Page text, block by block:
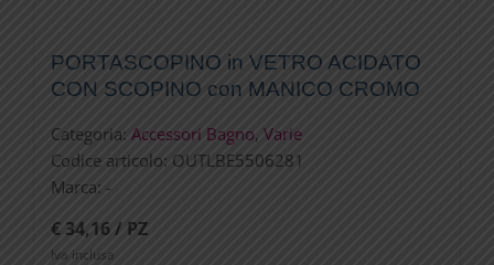
PORTASCOPINO in VETRO ACIDATO
CON SCOPINO con MANICO CROMO
Categoria: Accessori Bagno, Varie
Codice articolo: OUTLBE5506281
Marca: -
€ 34,16 / PZ
Iva inclusa